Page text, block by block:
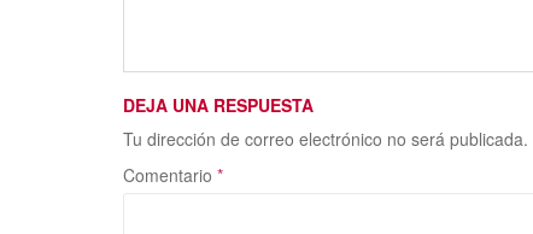
b
o
d
o
l p
ar
DEJA UNA RESPUESTA
Tu dirección de correo electrónico no será publicada.
Comentario *